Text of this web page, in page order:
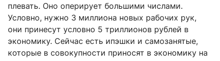
плевать. Оно оперирует большими числами.
Условно, нужно 3 миллиона новых рабочих рук,
они принесут условно 5 триллионов рублей в
экономику. Сейчас есть ипэшки и самозанятые,
которые в совокупности приносят в экономику на